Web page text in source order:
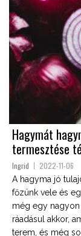
Hagymát
termesztése
Ingrid 2022-11-06
A hagyma jó
főzünk vele és
még egy nagyon
ráadásul akkor,
terem, és még